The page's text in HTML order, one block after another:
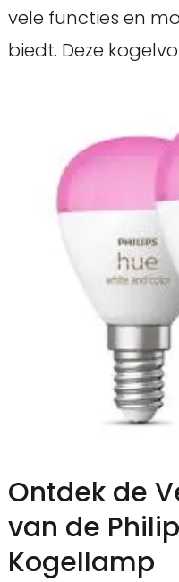
vele functies en
biedt. Deze
Ontdek de
van de
Kogellamp